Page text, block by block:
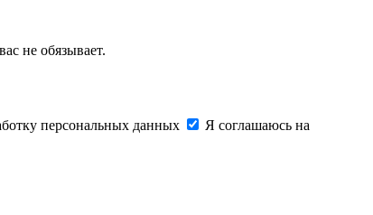
не обязывает.
персональных данных
Я соглашаюсь на